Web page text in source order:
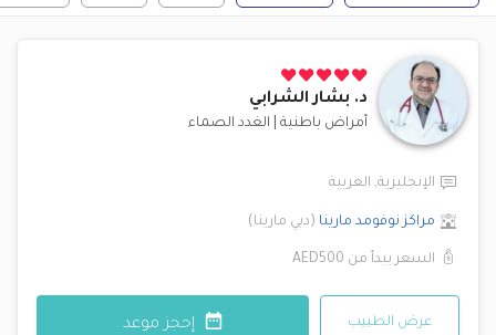
د. بشار الشرابي
أمراض باطنية الغدد الصماء
الإنجليزية, العربية
مراكز نوفومد مارينا (دبي مارينا)
السعر يبدأ من AED500
عرض الطبيب إحجز موعد